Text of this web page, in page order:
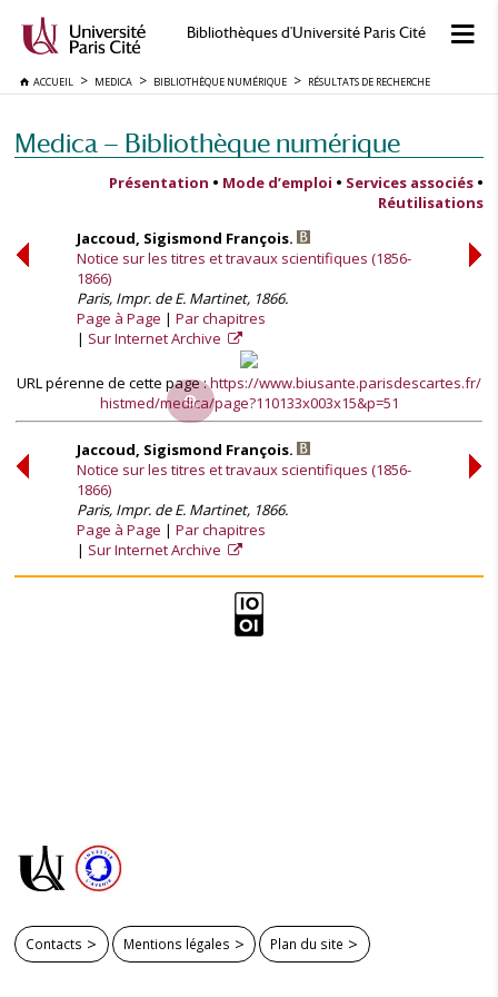
Bibliothèques d'Université Paris Cité
ACCUEIL MEDICA BIBLIOTHÈQUE NUMÉRIQUE RÉSULTATS DE RECHERCHE
Medica — Bibliothèque numérique
Présentation • Mode d’emploi • Services associés •
Réutilisations
Jaccoud, Sigismond François.
Notice sur les titres et travaux scientifiques (1856-
1866)
Paris, Impr. de E. Martinet, 1866.
Page à Page
Par chapitres
Sur Internet Archive
URL pérenne de cette page :https://www.biusante.parisdescartes.fr/
histmed/medica/page?110133x003x15&p=51
Jaccoud, Sigismond François.
Notice sur les titres et travaux scientifiques (1856-
1866)
Paris, Impr. de E. Martinet, 1866.
Page à Page
Par chapitres
Sur Internet Archive
Contacts Mentions légales Plan du site